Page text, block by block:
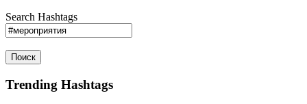
Search Hashtags
Поиск
Trending Hashtags